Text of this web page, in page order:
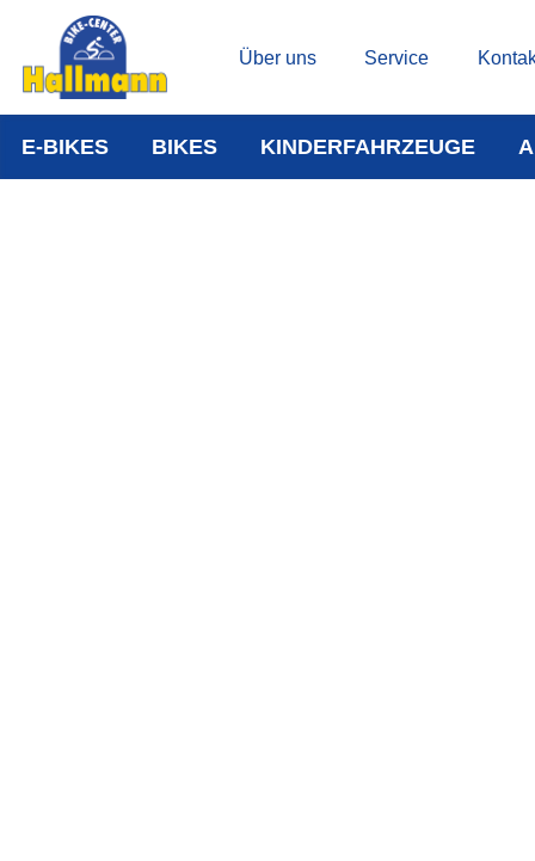
Über uns Service
E-BIKES BIKES KINDERFAHRZEUGE